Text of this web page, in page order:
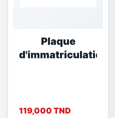
Plaque
d'immatriculation,...
119,000 TND